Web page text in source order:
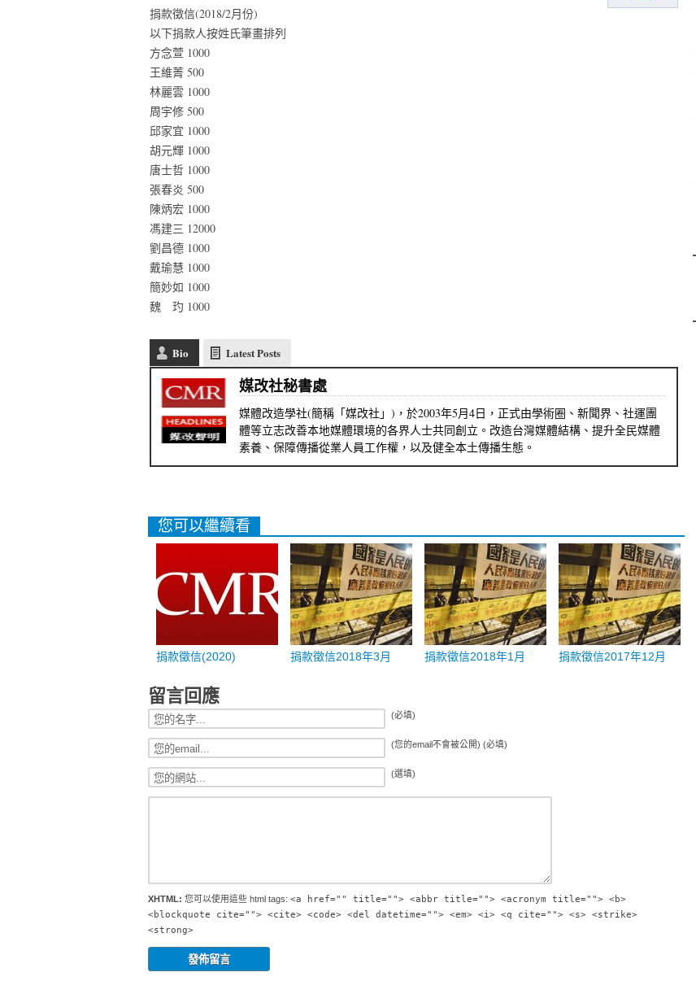
捐款徵信(2018/2月份)
以下捐款人按姓氏筆畫排列
方念萱 1000
王維菁 500
林麗雲 1000
周宇修 500
邱家宜 1000
胡元輝 1000
唐士哲 1000
張春炎 500
陳炳宏 1000
馮建三 12000
劉昌德 1000
戴瑜慧 1000
簡妙如 1000
魏 玓 1000
Bio Latest Posts
媒改社秘書處
媒體改造學社(簡稱「媒改社」)，於2003年5月4日，正式由學術圈、新聞界、社運團
體等立志改善本地媒體環境的各界人士共同創立。改造台灣媒體結構、提升全民媒體
素養、保障傳播從業人員工作權，以及健全本土傳播生態。
您可以繼續看
捐款徵信(2020) 捐款徵信2018年3月 捐款徵信2018年1月 捐款徵信2017年12月
留言回應
(必填)
(您的email不會被公開) (必填)
(選填)
XHTML: 您可以使用這些 html tags: <a href="" title=""> <abbr title=""> <acronym title=""> <b>
<blockquote cite=""> <cite> <code> <del datetime=""> <em> <i> <q cite=""> <s> <strike>
<strong>